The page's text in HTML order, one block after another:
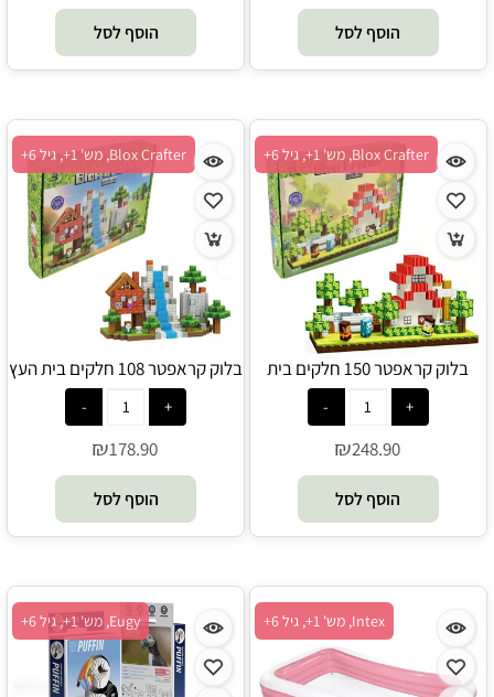
הוסף לסל הוסף לסל
Blox Crafter, מש' 1+, גיל 6+
בלוק קראפטר 150 חלקים בית
מודרני - Blox Crafter
₪248.90
הוסף לסל
Blox Crafter, מש' 1+, גיל 6+
בלוק קראפטר 108 חלקים בית העץ
- Blox Crafter
₪178.90
הוסף לסל
Intex, מש' 1+, גיל 6+ Eugy, מש' 1+, גיל 6+